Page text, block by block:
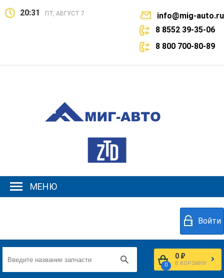
20:31 ПТ, АВГУСТ 7
info@mig-auto.ru
8 8552 39-35-06
8 800 700-80-89
МЕНЮ
Войти
0
0 ₽
В КОРЗИНУ